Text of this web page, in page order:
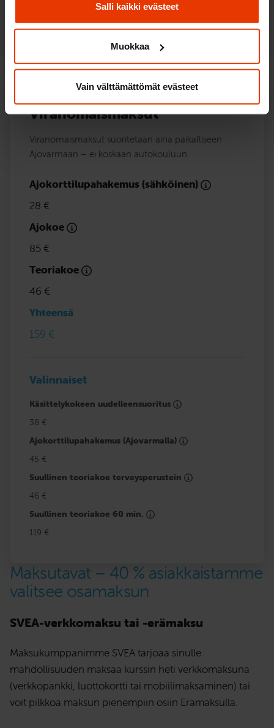
Salli kaikki evästeet
Muokkaa
Vain välttämättömät evästeet
Lue, kuinka opetus etenee
Viranomaismaksut
Viranomaismaksut suoritetaan aina paikalliseen
Ajovarmaan – ei koskaan autokouluun.
Ajokorttilupahakemus (sähköinen)
28 €
Ajokoe
85 €
Teoriakoe
46 €
Yhteensä
159 €
Valinnaiset
Käsittelykokeen uudelleensuoritus
38 €
Ajokorttilupahakemus (Ajovarmalla)
45 €
Suullinen teoriakoe terveysperustein
46 €
Suullinen teoriakoe 60 min.
119 €
Maksutavat – 40 % asiakkaistamme
valitsee osamaksun
SVEA-verkkomaksu tai -erämaksu
Maksukumppanimme SVEA tarjoaa sinulle
mahdollisuuden maksaa kurssin heti verkkomaksuna
(verkkopankki, luottokortti tai mobiilimaksaminen) tai
voit pilkkoa maksun pienempiin osiin Erämaksulla.